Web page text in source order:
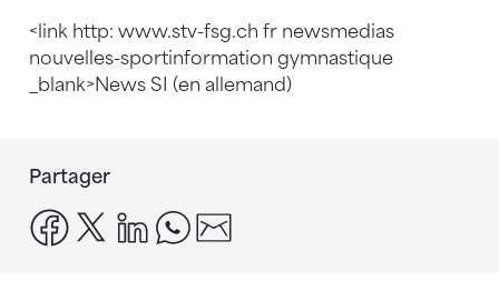
<link http: www.stv-fsg.ch fr newsmedias
nouvelles-sportinformation gymnastique
_blank>News SI (en allemand)
Partager
facebook
x linkedinwhatsapp